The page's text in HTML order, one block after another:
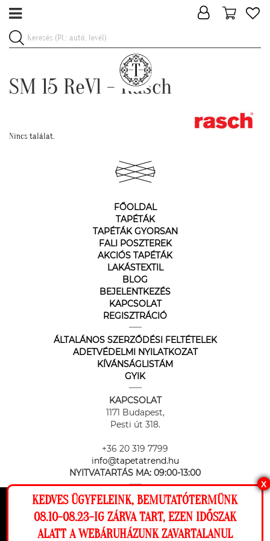
Ez a weboldal cookie-kat használ, hogy a
lehető legjobb élményt nyújtsa honlapunkon.
SM 15 ReVl - Rasch
Nincs találat.
FŐOLDAL
TAPÉTÁK
TAPÉTÁK GYORSAN
FALI POSZTEREK
AKCIÓS TAPÉTÁK
LAKÁSTEXTIL
BLOG
BEJELENTKEZÉS
KAPCSOLAT
REGISZTRÁCIÓ
ÁLTALÁNOS SZERZŐDÉSI FELTÉTELEK
ADETVÉDELMI NYILATKOZAT
KÍVÁNSÁGLISTÁM
GYIK
KAPCSOLAT
1171 Budapest,
Pesti út 318.
+36 20 319 7799
info@tapetatrend.hu
NYITVATARTÁS MA: 09:00-13:00
X
KEDVES ÜGYFELEINK, BEMUTATÓTERMÜNK
08.10-08.23-IG ZÁRVA TART, EZEN IDŐSZAK
ALATT A WEBÁRUHÁZUNK ZAVARTALANUL